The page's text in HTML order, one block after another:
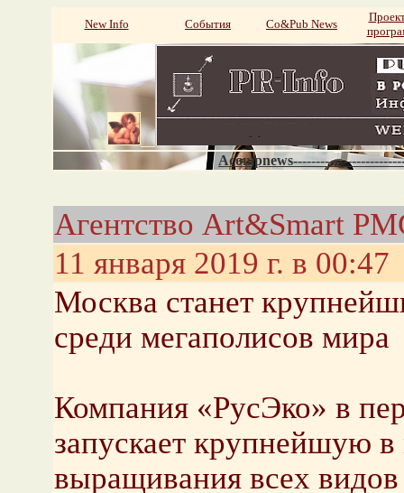
New Info События Со&Pub News
Агентство Art&Smart
11 января 2019 г. в 00:47
Москва станет
среди мегаполисов мира
Компания «РусЭко» в
запускает крупнейшую
выращивания всех видов